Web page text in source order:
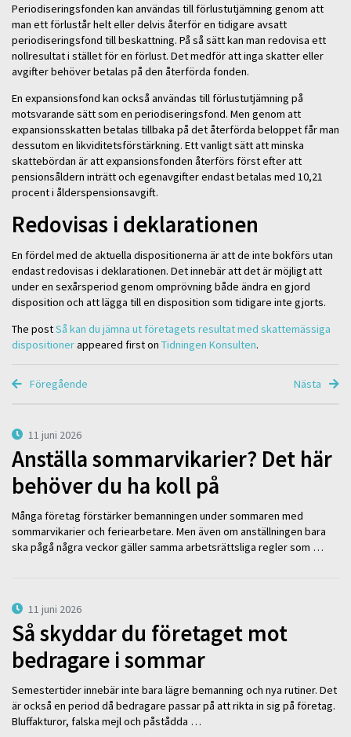
Periodiseringsfonden kan användas till förlustutjämning genom att
man ett förlustår helt eller delvis återför en tidigare avsatt
periodiseringsfond till beskattning. På så sätt kan man redovisa ett
nollresultat i stället för en förlust. Det medför att inga skatter eller
avgifter behöver betalas på den återförda fonden.
En expansionsfond kan också användas till förlustutjämning på
motsvarande sätt som en periodiseringsfond. Men genom att
expansionsskatten betalas tillbaka på det återförda beloppet får man
dessutom en likviditetsförstärkning. Ett vanligt sätt att minska
skattebördan är att expansionsfonden återförs först efter att
pensionsåldern inträtt och egenavgifter endast betalas med 10,21
procent i ålderspensionsavgift.
Redovisas i deklarationen
En fördel med de aktuella dispositionerna är att de inte bokförs utan
endast redovisas i deklarationen. Det innebär att det är möjligt att
under en sexårsperiod genom omprövning både ändra en gjord
disposition och att lägga till en disposition som tidigare inte gjorts.
The postSå kan du jämna ut företagets resultat med skattemässiga
dispositionerappeared first on Tidningen Konsulten.
Föregående Nästa
11 juni 2026
Anställa sommarvikarier? Det här
behöver du ha koll på
Många företag förstärker bemanningen under sommaren med
sommarvikarier och feriearbetare. Men även om anställningen bara
ska pågå några veckor gäller samma arbetsrättsliga regler som …
11 juni 2026
Så skyddar du företaget mot
bedragare i sommar
Semestertider innebär inte bara lägre bemanning och nya rutiner. Det
är också en period då bedragare passar på att rikta in sig på företag.
Bluffakturor, falska mejl och påstådda …